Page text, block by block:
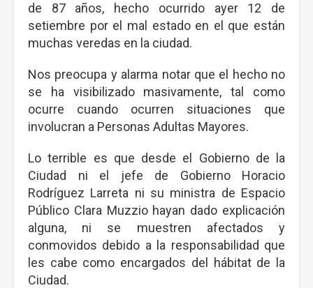
de 87 años, hecho ocurrido ayer 12 de
setiembre por el mal estado en el que están
muchas veredas en la ciudad.
Nos preocupa y alarma notar que el hecho no
se ha visibilizado masivamente, tal como
ocurre cuando ocurren situaciones que
involucran a Personas Adultas Mayores.
Lo terrible es que desde el Gobierno de la
Ciudad ni el jefe de Gobierno Horacio
Rodríguez Larreta ni su ministra de Espacio
Público Clara Muzzio hayan dado explicación
alguna, ni se muestren afectados y
conmovidos debido a la responsabilidad que
les cabe como encargados del hábitat de la
Ciudad.